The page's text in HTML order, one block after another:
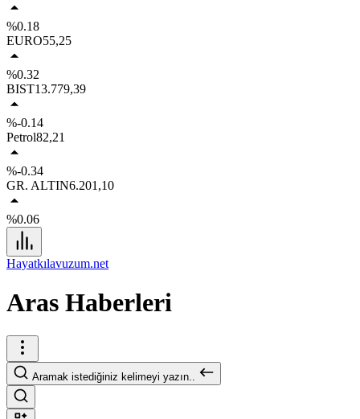
%0.18
EURO55,25
%0.32
BIST13.779,39
%-0.14
Petrol82,21
%-0.34
GR. ALTIN6.201,10
%0.06
Hayatkılavuzum.net
Aras Haberleri
Aramak istediğiniz kelimeyi yazın..